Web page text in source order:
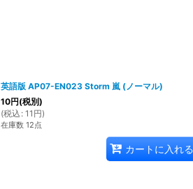
英語版 AP07-EN023 Storm 嵐 (ノーマル)
10円(税別)
(税込 : 11 円)
在庫数 12点
カートに入れる